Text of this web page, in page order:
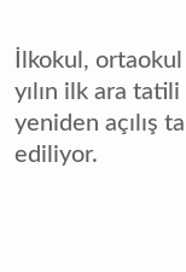
İlkokul,
yılın ilk ara
yeniden açılış
ediliyor.